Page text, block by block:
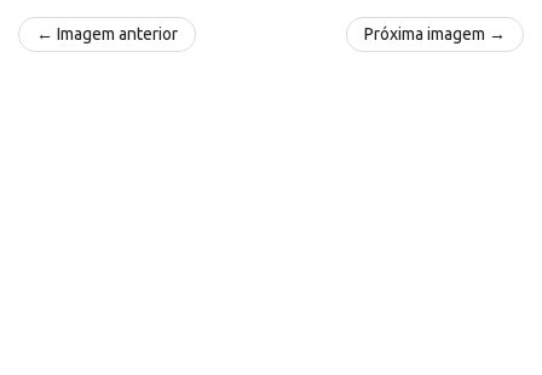
← Imagem anterior Próxima imagem →